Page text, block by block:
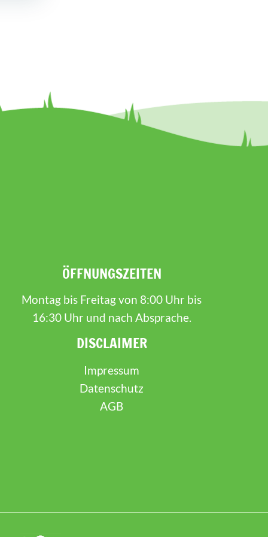
ÖFFNUNGSZEITEN
Montag bis Freitag von 8:00 Uhr bis
16:30 Uhr und nach Absprache.
DISCLAIMER
Impressum
Datenschutz
AGB